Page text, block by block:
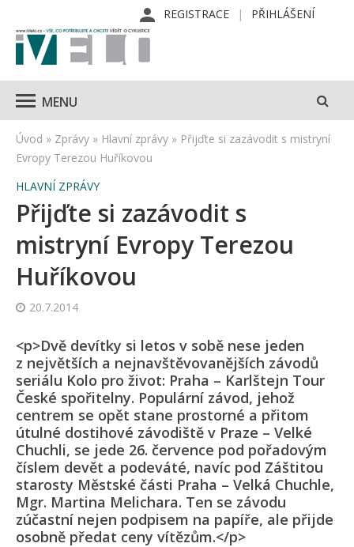
REGISTRACE PŘIHLÁŠENÍ
MENU
Úvod » Zprávy » Hlavní zprávy » Přijďte si zazávodit s mistryní
Evropy Terezou Huříkovou
HLAVNÍ ZPRÁVY
Přijďte si zazávodit s
mistryní Evropy Terezou
Huříkovou
20.7.2014
<p>Dvě devítky si letos v sobě nese jeden
z největších a nejnavštěvova­nějších závodů
seriálu Kolo pro život: Praha – Karlštejn Tour
České spořitelny. Populární závod, jehož
centrem se opět stane prostorné a přitom
útulné dostihové závodiště v Praze – Velké
Chuchli, se jede 26. července pod pořadovým
číslem devět a podeváté, navíc pod Záštitou
starosty Městské části Praha – Velká Chuchle,
Mgr. Martina Melichara. Ten se závodu
zúčastní nejen podpisem na papíře, ale přijde
osobně předat ceny vítězům.</p>